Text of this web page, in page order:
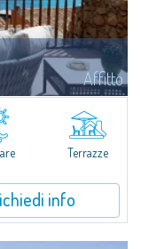
Affitto
Nibani si trova
sul mare della
la spiaggia in...
Terrazze
info